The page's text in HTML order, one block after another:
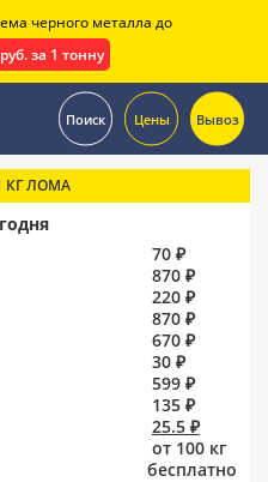
Поиск Цены Вывоз
КГ ЛОМА
70 ₽
870 ₽
220 ₽
870 ₽
670 ₽
30 ₽
599 ₽
135 ₽
25.5 ₽
от 100 кг
бесплатно
черного металла до
за 1 тонну
.